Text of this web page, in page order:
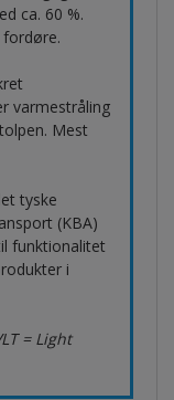
ca. 60 %.
fordøre.
varmestråling
Mest
tyske
(KBA)
funktionalitet
i
= Light